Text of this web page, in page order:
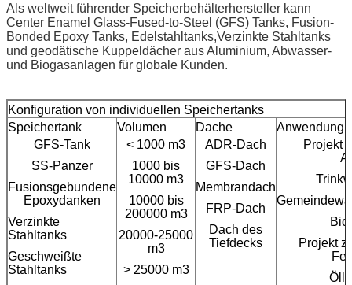
Als weltweit führender Speicherbehälterhersteller kann
Center Enamel Glass-Fused-to-Steel (GFS) Tanks, Fusion-
Bonded Epoxy Tanks, Edelstahltanks,Verzinkte Stahltanks
und geodätische Kuppeldächer aus Aluminium, Abwasser-
und Biogasanlagen für globale Kunden.
Konfiguration von individuellen Speichertanks
Speichertank
Volumen Dache
Anwendung
GFS-Tank
SS-Panzer
Fusionsgebundene
Epoxydanken
Verzinkte
Stahltanks
Geschweißte
Stahltanks
< 1000 m3
1000 bis
10000 m3
10000 bis
200000 m3
20000-25000
m3
> 25000 m3
ADR-Dach
GFS-Dach
Membrandach
FRP-Dach
Dach des
Tiefdecks
Projekt
Projekt